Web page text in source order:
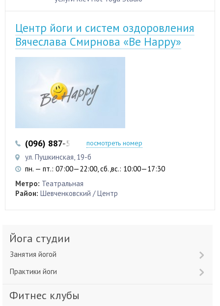
Центр йоги и систем оздоровления
Вячеслава Смирнова «Be Happy»
(096) 887-50-88посмотреть номер
ул. Пушкинская, 19-б
пн. — пт.: 07:00—22:00, сб.,вс.: 10:00—17:30
Метро: Театральная
Район: Шевченковский / Центр
Йога студии
Занятия йогой
Практики йоги
Фитнес клубы